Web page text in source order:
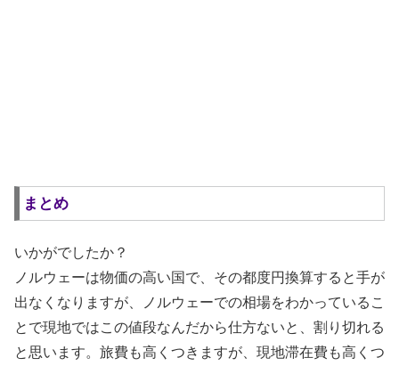
まとめ
いかがでしたか？
ノルウェーは物価の高い国で、その都度円換算すると手が
出なくなりますが、ノルウェーでの相場をわかっているこ
とで現地ではこの値段なんだから仕方ないと、割り切れる
と思います。旅費も高くつきますが、現地滞在費も高くつ